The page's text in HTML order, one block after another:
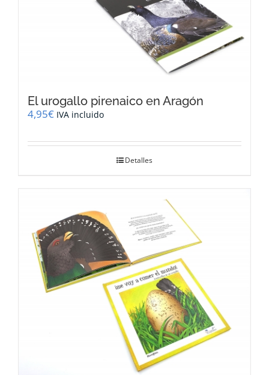
El urogallo pirenaico en Aragón
4,95€ IVA incluido
Detalles